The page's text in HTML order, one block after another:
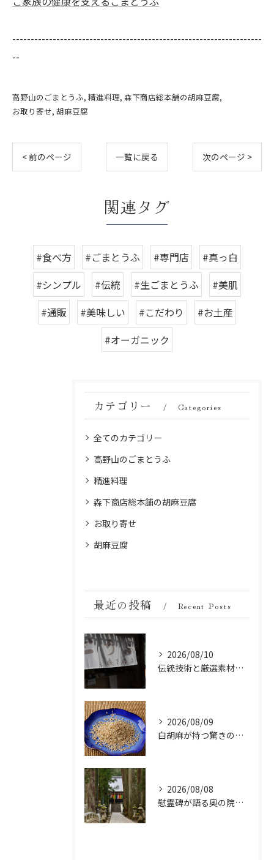
--------------------------------------------------------------------
--
高野山のごまとうふ 精進料理 森下商店総本舗の胡麻豆腐
お取り寄せ 胡麻豆腐
< 前のページ 一覧に戻る 次のページ >
関連タグ
#食べ方 #ごまとうふ #専門店
#真っ白
#シンプル
#伝統 #生ごまとうふ
#美肌
#通販
#美味しい #こだわり
#お土産
#オーガニック
カテゴリー Categories
全てのカテゴリー
高野山のごまとうふ
精進料理
森下商店総本舗の胡麻豆腐
お取り寄せ
胡麻豆腐
最近の投稿 Recent Posts
2026/08/10
伝統技術と厳選素材が織りなす森下商店の胡麻豆腐の深い味わい
2026/08/09
白胡麻が持つ驚きの美容成分とは？ビタミンとミネラルの秘密
2026/08/08
慰霊碑が語る奥の院の過去：祈りと歴史の中間地点